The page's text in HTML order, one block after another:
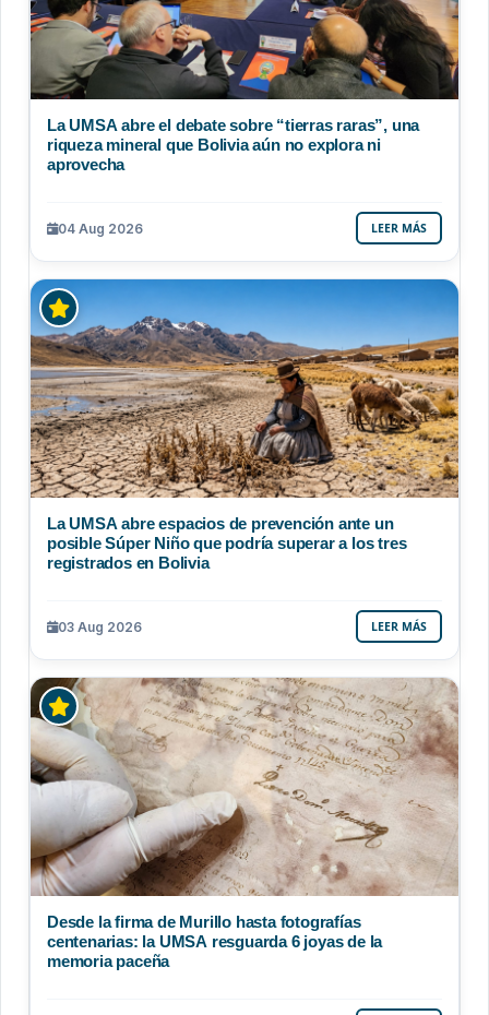
La UMSA abre el debate sobre “tierras raras”, una
riqueza mineral que Bolivia aún no explora ni
aprovecha
04 Aug 2026 LEER MÁS
La UMSA abre espacios de prevención ante un
posible Súper Niño que podría superar a los tres
registrados en Bolivia
03 Aug 2026 LEER MÁS
Desde la firma de Murillo hasta fotografías
centenarias: la UMSA resguarda 6 joyas de la
memoria paceña